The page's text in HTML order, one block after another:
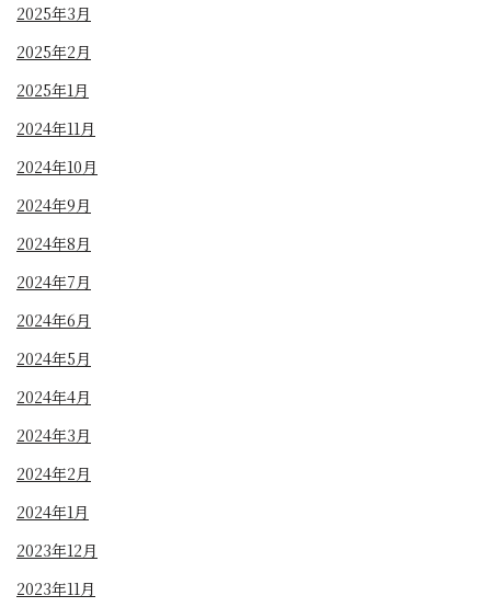
2025年3月
2025年2月
2025年1月
2024年11月
2024年10月
2024年9月
2024年8月
2024年7月
2024年6月
2024年5月
2024年4月
2024年3月
2024年2月
2024年1月
2023年12月
2023年11月